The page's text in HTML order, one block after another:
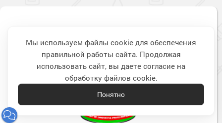
Мы используем файлы cookie для обеспечения
правильной работы сайта. Продолжая
использовать сайт, вы даете согласие на
обработку файлов cookie.
Понятно